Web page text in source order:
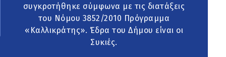
συγκροτήθηκε σύμφωνα με τις διατάξεις
του Νόμου 3852/2010 Πρόγραμμα
«Καλλικράτης». Έδρα του Δήμου είναι οι
Συκιές.